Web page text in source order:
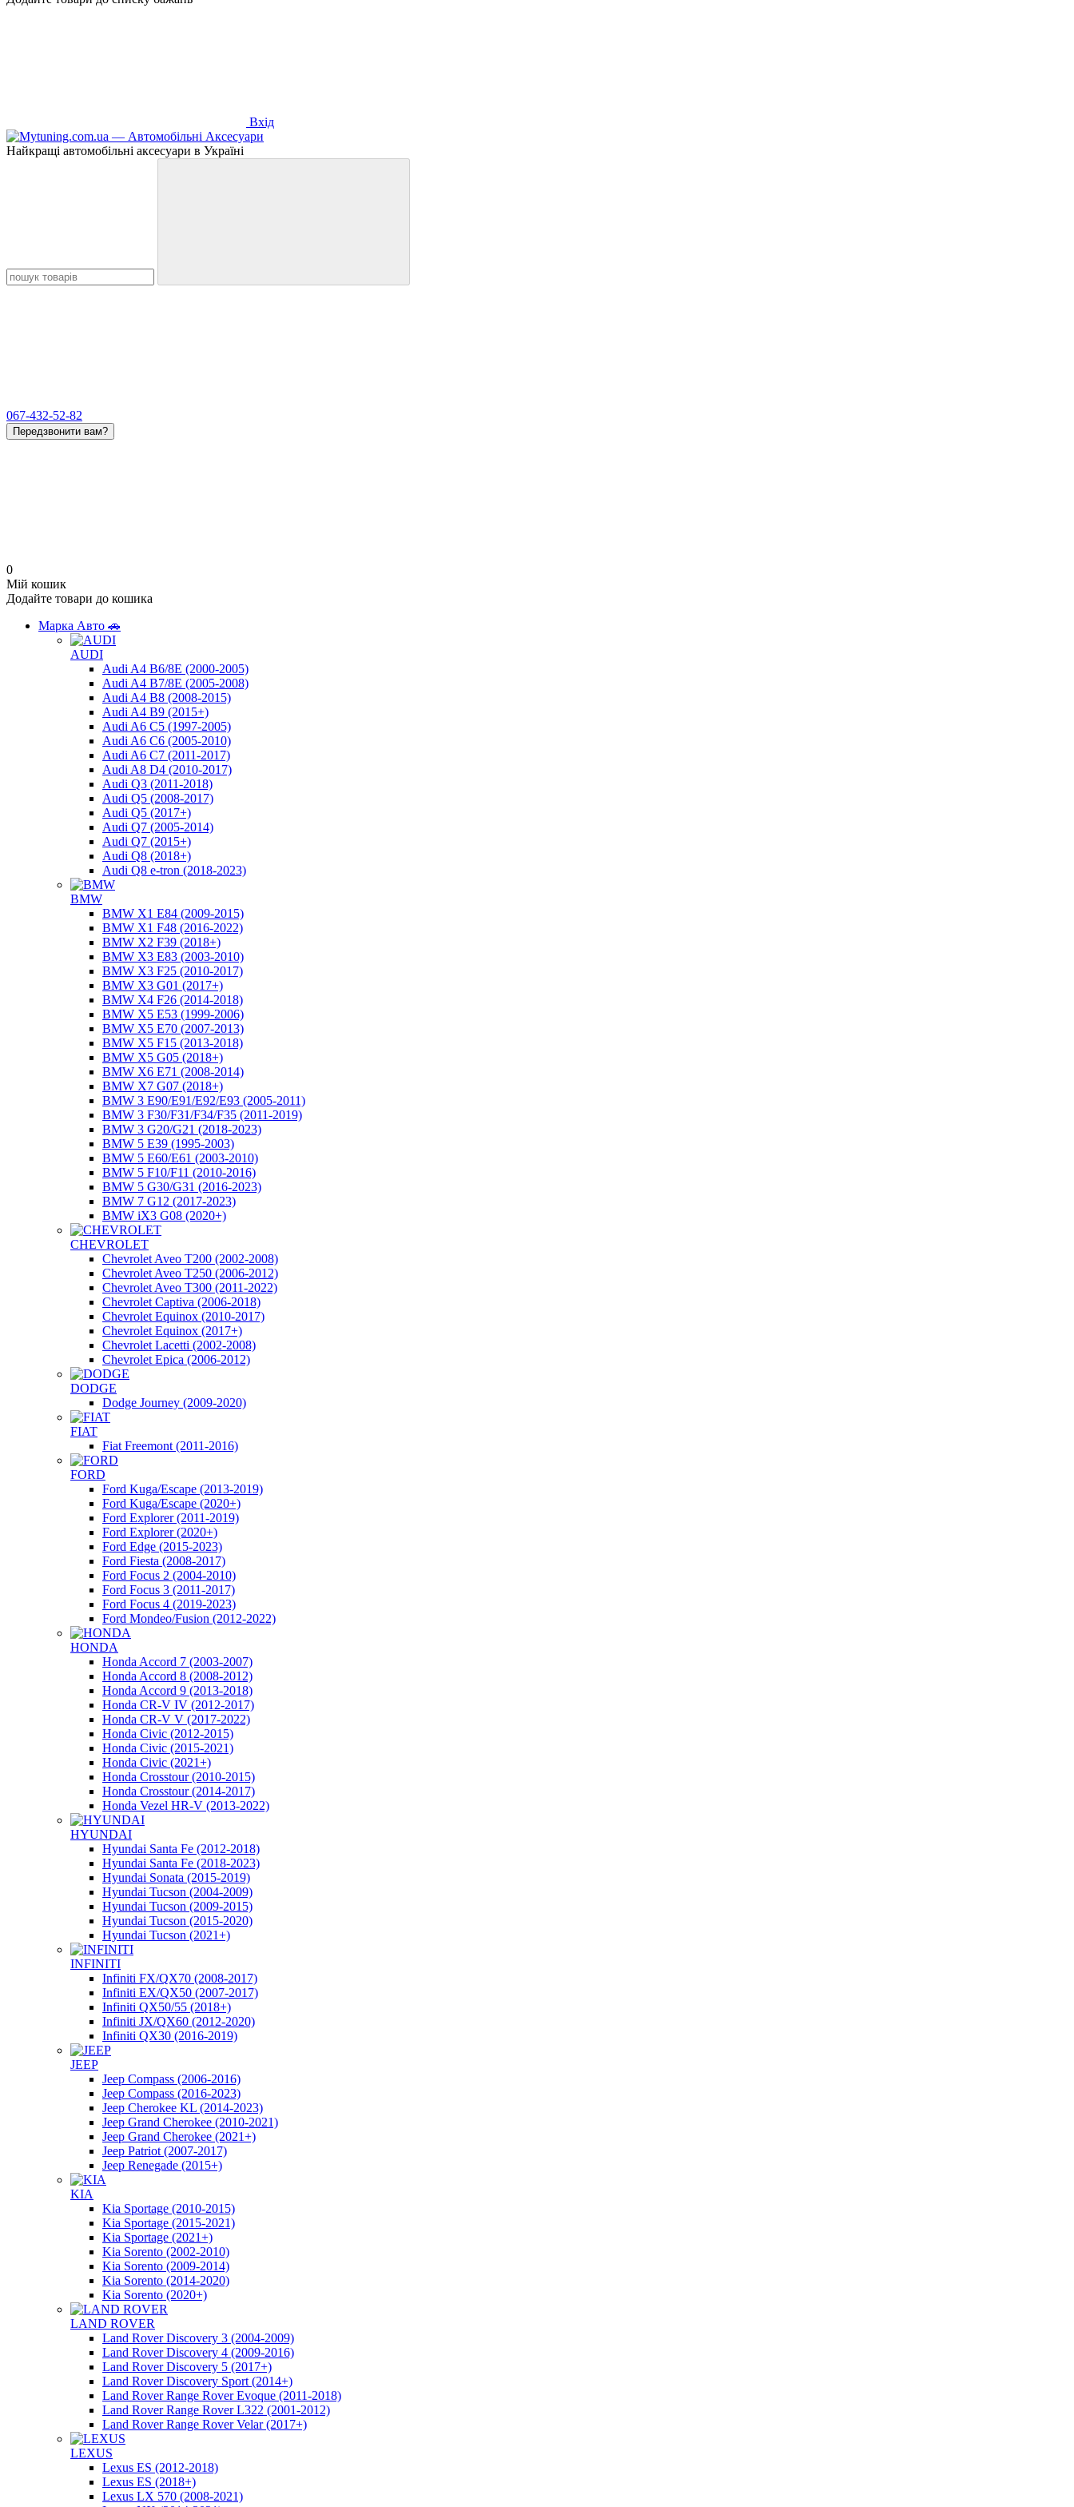
Вхід
Найкращі автомобільні аксесуари в Україні
067-432-52-82
Передзвонити вам?
0
Мій кошик
Додайте товари до кошика
Марка Авто 🚗
AUDI
Audi A4 B6/8E (2000-2005)
Audi A4 B7/8E (2005-2008)
Audi A4 B8 (2008-2015)
Audi A4 B9 (2015+)
Audi A6 C5 (1997-2005)
Audi A6 C6 (2005-2010)
Audi A6 C7 (2011-2017)
Audi A8 D4 (2010-2017)
Audi Q3 (2011-2018)
Audi Q5 (2008-2017)
Audi Q5 (2017+)
Audi Q7 (2005-2014)
Audi Q7 (2015+)
Audi Q8 (2018+)
Audi Q8 e-tron (2018-2023)
BMW
BMW X1 E84 (2009-2015)
BMW X1 F48 (2016-2022)
BMW X2 F39 (2018+)
BMW X3 E83 (2003-2010)
BMW X3 F25 (2010-2017)
BMW X3 G01 (2017+)
BMW Х4 F26 (2014-2018)
BMW X5 E53 (1999-2006)
BMW X5 E70 (2007-2013)
BMW X5 F15 (2013-2018)
BMW X5 G05 (2018+)
BMW X6 E71 (2008-2014)
BMW X7 G07 (2018+)
BMW 3 E90/E91/E92/E93 (2005-2011)
BMW 3 F30/F31/F34/F35 (2011-2019)
BMW 3 G20/G21 (2018-2023)
BMW 5 E39 (1995-2003)
BMW 5 E60/E61 (2003-2010)
BMW 5 F10/F11 (2010-2016)
BMW 5 G30/G31 (2016-2023)
BMW 7 G12 (2017-2023)
BMW iX3 G08 (2020+)
CHEVROLET
Chevrolet Aveo T200 (2002-2008)
Chevrolet Aveo T250 (2006-2012)
Chevrolet Aveo T300 (2011-2022)
Chevrolet Captiva (2006-2018)
Chevrolet Equinox (2010-2017)
Chevrolet Equinox (2017+)
Chevrolet Lacetti (2002-2008)
Chevrolet Epica (2006-2012)
DODGE
Dodge Journey (2009-2020)
FIAT
Fiat Freemont (2011-2016)
FORD
Ford Kuga/Escape (2013-2019)
Ford Kuga/Escape (2020+)
Ford Explorer (2011-2019)
Ford Explorer (2020+)
Ford Edge (2015-2023)
Ford Fiesta (2008-2017)
Ford Focus 2 (2004-2010)
Ford Focus 3 (2011-2017)
Ford Focus 4 (2019-2023)
Ford Mondeo/Fusion (2012-2022)
HONDA
Honda Accord 7 (2003-2007)
Honda Accord 8 (2008-2012)
Honda Accord 9 (2013-2018)
Honda CR-V IV (2012-2017)
Honda CR-V V (2017-2022)
Honda Civic (2012-2015)
Honda Civic (2015-2021)
Honda Civic (2021+)
Honda Crosstour (2010-2015)
Honda Crosstour (2014-2017)
Honda Vezel HR-V (2013-2022)
HYUNDAI
Hyundai Santa Fe (2012-2018)
Hyundai Santa Fe (2018-2023)
Hyundai Sonata (2015-2019)
Hyundai Tucson (2004-2009)
Hyundai Tucson (2009-2015)
Hyundai Tucson (2015-2020)
Hyundai Tucson (2021+)
INFINITI
Infiniti FX/QX70 (2008-2017)
Infiniti EX/QX50 (2007-2017)
Infiniti QX50/55 (2018+)
Infiniti JX/QX60 (2012-2020)
Infiniti QX30 (2016-2019)
JEEP
Jeep Compass (2006-2016)
Jeep Compass (2016-2023)
Jeep Cherokee KL (2014-2023)
Jeep Grand Cherokee (2010-2021)
Jeep Grand Cherokee (2021+)
Jeep Patriot (2007-2017)
Jeep Renegade (2015+)
KIA
Kia Sportage (2010-2015)
Kia Sportage (2015-2021)
Kia Sportage (2021+)
Kia Sorento (2002-2010)
Kia Sorento (2009-2014)
Kia Sorento (2014-2020)
Kia Sorento (2020+)
LAND ROVER
Land Rover Discovery 3 (2004-2009)
Land Rover Discovery 4 (2009-2016)
Land Rover Discovery 5 (2017+)
Land Rover Discovery Sport (2014+)
Land Rover Range Rover Evoque (2011-2018)
Land Rover Range Rover L322 (2001-2012)
Land Rover Range Rover Velar (2017+)
LEXUS
Lexus ES (2012-2018)
Lexus ES (2018+)
Lexus LX 570 (2008-2021)